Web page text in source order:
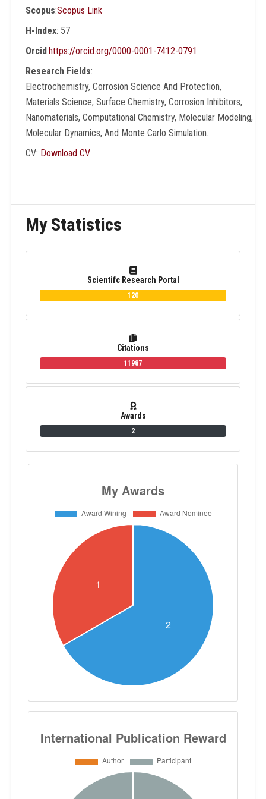
Scopus:Scopus Link
H-Index: 57
Orcid:https://orcid.org/0000-0001-7412-0791
Research Fields:
Electrochemistry, Corrosion Science And Protection,
Materials Science, Surface Chemistry, Corrosion Inhibitors,
Nanomaterials, Computational Chemistry, Molecular Modeling,
Molecular Dynamics, And Monte Carlo Simulation.
CV: Download CV
My Statistics
Scientifc Research Portal
120
Citations
11987
Awards
2